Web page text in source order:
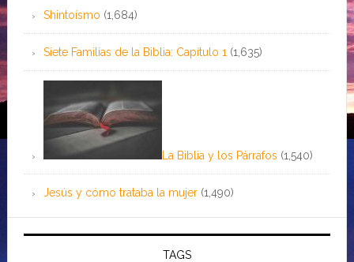
Shintoísmo (1,684)
Siete Familias de la Biblia: Capítulo 1 (1,635)
La Biblia y los Párrafos (1,540)
Jesús y cómo trataba la mujer (1,490)
TAGS